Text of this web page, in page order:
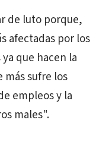
de luto porque,
afectadas por los
que hacen la
más sufre los
empleos y la
males".